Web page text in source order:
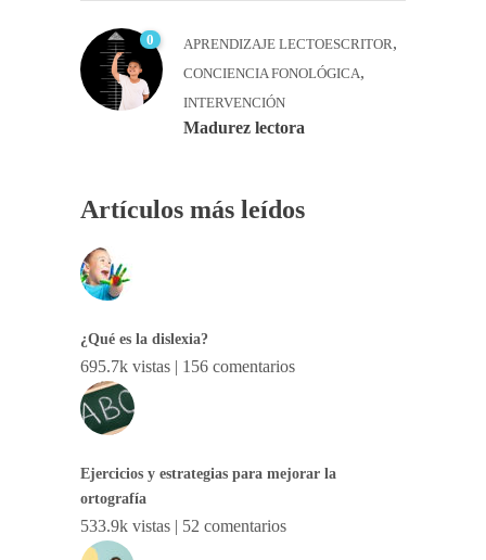
0 APRENDIZAJE LECTOESCRITOR,
CONCIENCIA FONOLÓGICA,
INTERVENCIÓN
Madurez lectora
Artículos más leídos
¿Qué es la dislexia?
695.7k vistas | 156 comentarios
Ejercicios y estrategias para mejorar la
ortografía
533.9k vistas | 52 comentarios